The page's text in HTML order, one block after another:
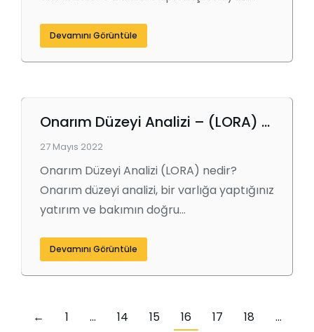
Devamını Görüntüle
Onarım Düzeyi Analizi – (LORA) Nedir?
27 Mayıs 2022
Onarım Düzeyi Analizi (LORA) nedir?
Onarım düzeyi analizi, bir varlığa yaptığınız
yatırım ve bakımın doğru…
Devamını Görüntüle
← 1 … 14 15 16 17 18
…